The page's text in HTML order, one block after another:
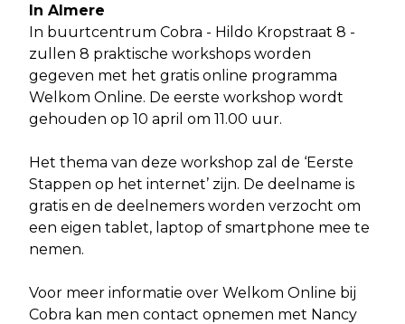
In Almere
In buurtcentrum Cobra - Hildo Kropstraat 8 -
zullen 8 praktische workshops worden
gegeven met het gratis online programma
Welkom Online. De eerste workshop wordt
gehouden op 10 april om 11.00 uur.
Het thema van deze workshop zal de ‘Eerste
Stappen op het internet’ zijn. De deelname is
gratis en de deelnemers worden verzocht om
een eigen tablet, laptop of smartphone mee te
nemen.
Voor meer informatie over Welkom Online bij
Cobra kan men contact opnemen met Nancy